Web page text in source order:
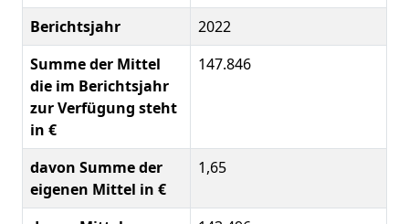
Berichtsjahr
2022
Summe der Mittel
die im Berichtsjahr
zur Verfügung steht
in €
147.846
davon Summe der
eigenen Mittel in €
1,65